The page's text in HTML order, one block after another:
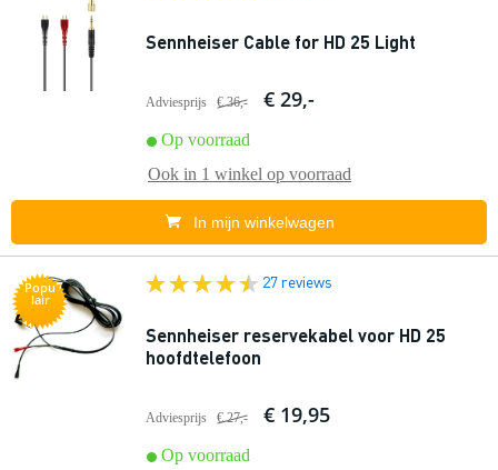
Sennheiser Cable for HD 25 Light
Adviesprijs € 36,- € 29,-
Op voorraad
Ook in 1 winkel op voorraad
In mijn winkelwagen
Popu
lair
27 reviews
Sennheiser reservekabel voor HD 25
hoofdtelefoon
Adviesprijs € 27,- € 19,95
Op voorraad